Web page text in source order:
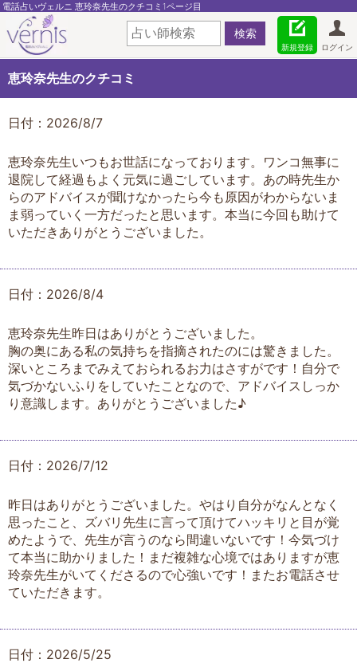
電話占いヴェルニ 恵玲奈先生のクチコミ1ページ目
ログイン
新規登録
恵玲奈先生のクチコミ
日付：2026/8/7
恵玲奈先生いつもお世話になっております。ワンコ無事に
退院して経過もよく元気に過ごしています。あの時先生か
らのアドバイスが聞けなかったら今も原因がわからないま
ま弱っていく一方だったと思います。本当に今回も助けて
いただきありがとうございました。
日付：2026/8/4
恵玲奈先生昨日はありがとうございました。
胸の奥にある私の気持ちを指摘されたのには驚きました。
深いところまでみえておられるお力はさすがです！自分で
気づかないふりをしていたことなので、アドバイスしっか
り意識します。ありがとうございました♪
日付：2026/7/12
昨日はありがとうございました。やはり自分がなんとなく
思ったこと、ズバリ先生に言って頂けてハッキリと目が覚
めたようで、先生が言うのなら間違いないです！今気づけ
て本当に助かりました！まだ複雑な心境ではありますが恵
玲奈先生がいてくださるので心強いです！またお電話させ
ていただきます。
日付：2026/5/25